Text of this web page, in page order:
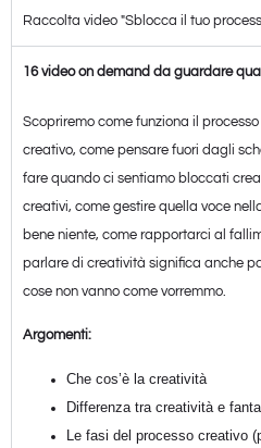
Raccolta video "Sblocca il tuo
16 video on demand da guardare
Scopriremo come funziona il
creativo, come pensare fuori dagli
fare quando ci sentiamo bloccati
creativi, come gestire quella voce
bene niente, come rapportarci al
parlare di creatività significa anche
cose non vanno come vorremmo.
Argomenti:
Che cos’è la creatività
Differenza tra creatività e
Le fasi del processo creativo